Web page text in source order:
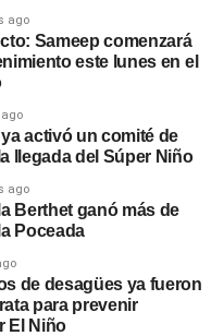
ago
Sameep comenzará
este lunes en el
activó un comité de
llegada del Súper Niño
ago
Berthet ganó más de
Poceada
de desagües ya fueron
para prevenir
El Niño